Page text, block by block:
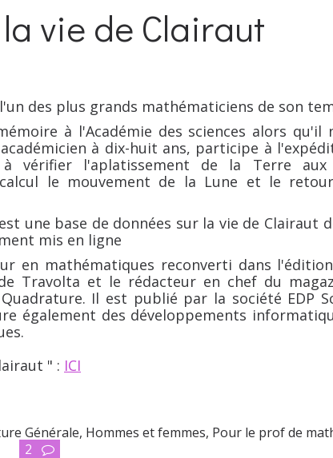
vie de Clairaut
des plus grands mathématiciens de son
à l'Académie des sciences alors qu'il
à dix-huit ans, participe à
à vérifier l'aplatissement de la Terre aux
le mouvement de la Lune et le
une base de données sur la vie de Clairaut
mis en ligne
en mathématiques reconverti dans
Travolta et le rédacteur en chef du
Il est publié par la société EDP
également des développements
" : ICI
Générale, Hommes et femmes, Pour le prof de
2